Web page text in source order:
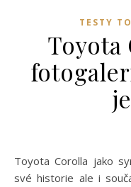
TESTY
Toyota
Toyota Corolla jako symbol spolehlivosti i nadále těží ze
své historie ale i